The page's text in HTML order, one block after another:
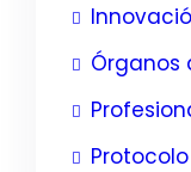
Órganos